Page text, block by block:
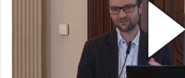
AKADÉMIA
Intézményi kezdőlap